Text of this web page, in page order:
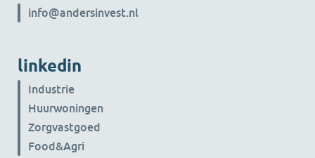
info@andersinvest.nl
linkedin
Industrie
Huurwoningen
Zorgvastgoed
Food&Agri